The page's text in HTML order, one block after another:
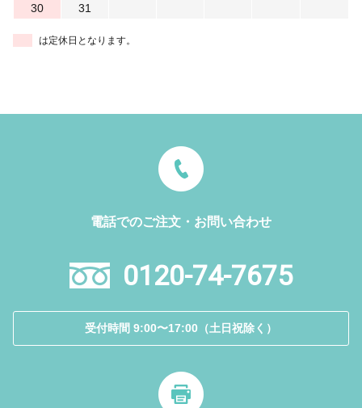
30
31
は定休日となります。
電話でのご注文・お問い合わせ
0120-74-7675
受付時間 9:00〜17:00（土日祝除く）